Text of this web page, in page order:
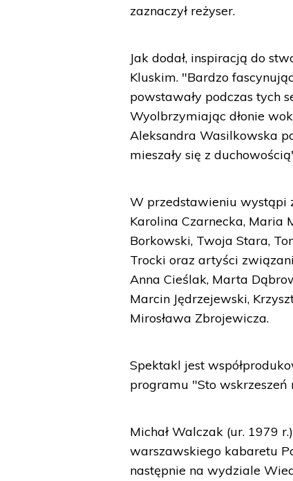
zaznaczył reżyser.
Jak dodał, inspiracją do
Kluskim. "Bardzo
powstawały podczas tych
Wyolbrzymiając dłonie
Aleksandra Wasilkowska
mieszały się z
W przedstawieniu wystąpi
Karolina Czarnecka, Maria
Borkowski, Twoja Stara,
Trocki oraz artyści
Anna Cieślak, Marta
Marcin Jędrzejewski,
Mirosława Zbrojewicza.
Spektakl jest
programu "Sto
Michał Walczak (ur. 1979
warszawskiego kabaretu
następnie na wydziale